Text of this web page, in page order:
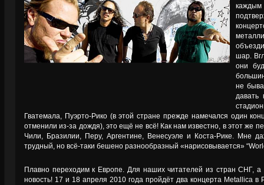
каждым
шар.
они
не
давать
Гватемала, Пуэрто-Рико (в этой стране прежде намечался один
отменили из-за дождя), это ещё не всё! Как нам известно, в этот же
Чили, Бразилии, Перу, Аргентине, Венесуэле и Коста-Рике. Мне
трудный, но всё-таки бешено разнообразный «нарисовывается»
Плавно переходим к Европе. Для наших читателей из стран СНГ, а
новость! 17 и 18 апреля 2010 года пройдёт два концерта Metallica